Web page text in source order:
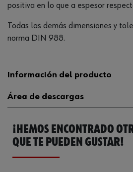
positiva en lo que a espesor
Todas las demás dimensiones y
norma DIN 988.
Información del producto
Material
Superficie
Compatible con RoHS
Área de descargas
Catálogo
General
041591210
¡HEMOS ENCONTRADO
QUE TE PUEDEN GUSTAR!